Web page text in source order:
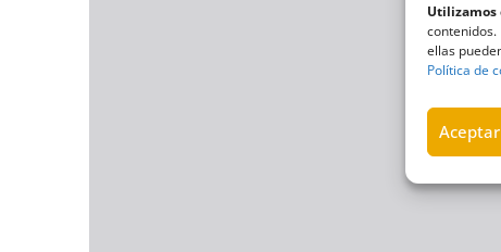
Utilizamos
ellas
Política de